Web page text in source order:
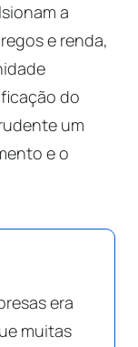
a
e renda,
do
um
e o
era
muitas